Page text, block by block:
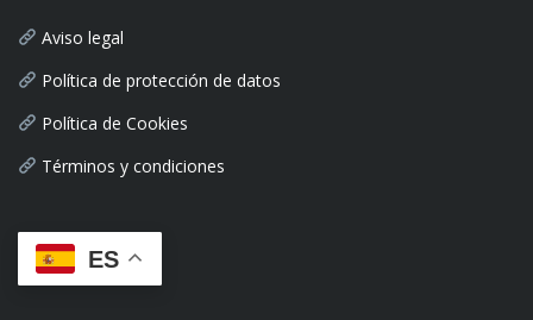
Aviso legal
Política de protección de datos
Política de Cookies
Términos y condiciones
ES